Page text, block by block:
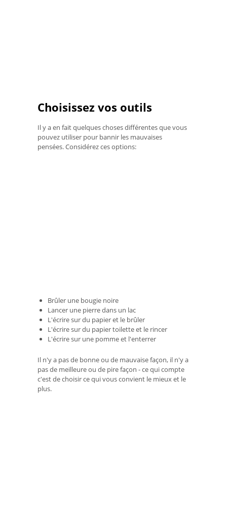
Choisissez vos outils
Il y a en fait quelques choses différentes que vous
pouvez utiliser pour bannir les mauvaises
pensées. Considérez ces options:
Brûler une bougie noire
Lancer une pierre dans un lac
L'écrire sur du papier et le brûler
L'écrire sur du papier toilette et le rincer
L'écrire sur une pomme et l'enterrer
Il n'y a pas de bonne ou de mauvaise façon, il n'y a
pas de meilleure ou de pire façon - ce qui compte
c'est de choisir ce qui vous convient le mieux et le
plus.